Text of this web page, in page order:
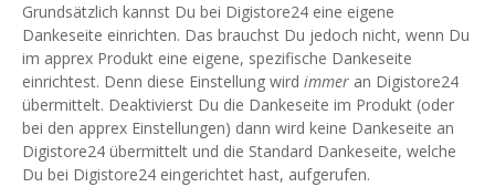
Grundsätzlich kannst Du bei Digistore24 eine eigene
Dankeseite einrichten. Das brauchst Du jedoch nicht, wenn Du
im apprex Produkt eine eigene, spezifische Dankeseite
einrichtest. Denn diese Einstellung wird immer an Digistore24
übermittelt. Deaktivierst Du die Dankeseite im Produkt (oder
bei den apprex Einstellungen) dann wird keine Dankeseite an
Digistore24 übermittelt und die Standard Dankeseite, welche
Du bei Digistore24 eingerichtet hast, aufgerufen.